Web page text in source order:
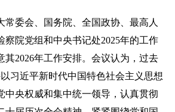
委会、国务院、全国政协、最高人
察院党组和中央书记处2025年的工作
其2026年工作安排。会议认为，过去
习近平新时代中国特色社会主义思想
中央权威和集中统一领导，认真贯彻